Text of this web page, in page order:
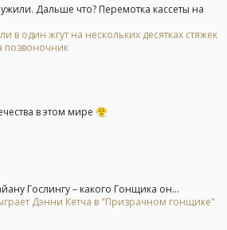
Дальше что? Перемотка кассеты на
в один жгут на нескольких десятках стяжек
позвоночник
в этом мире 😤
Гослингу – какого Гонщика он...
Дэнни Кетча в "Призрачном гонщике"